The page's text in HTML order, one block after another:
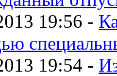
19:56 -
19:54 -